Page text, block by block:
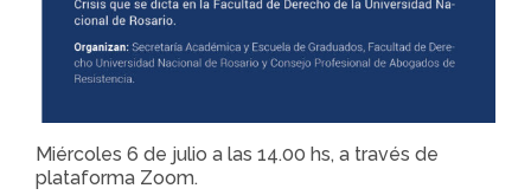
Miércoles 6 de julio a las 14.00 hs, a través de
plataforma Zoom.